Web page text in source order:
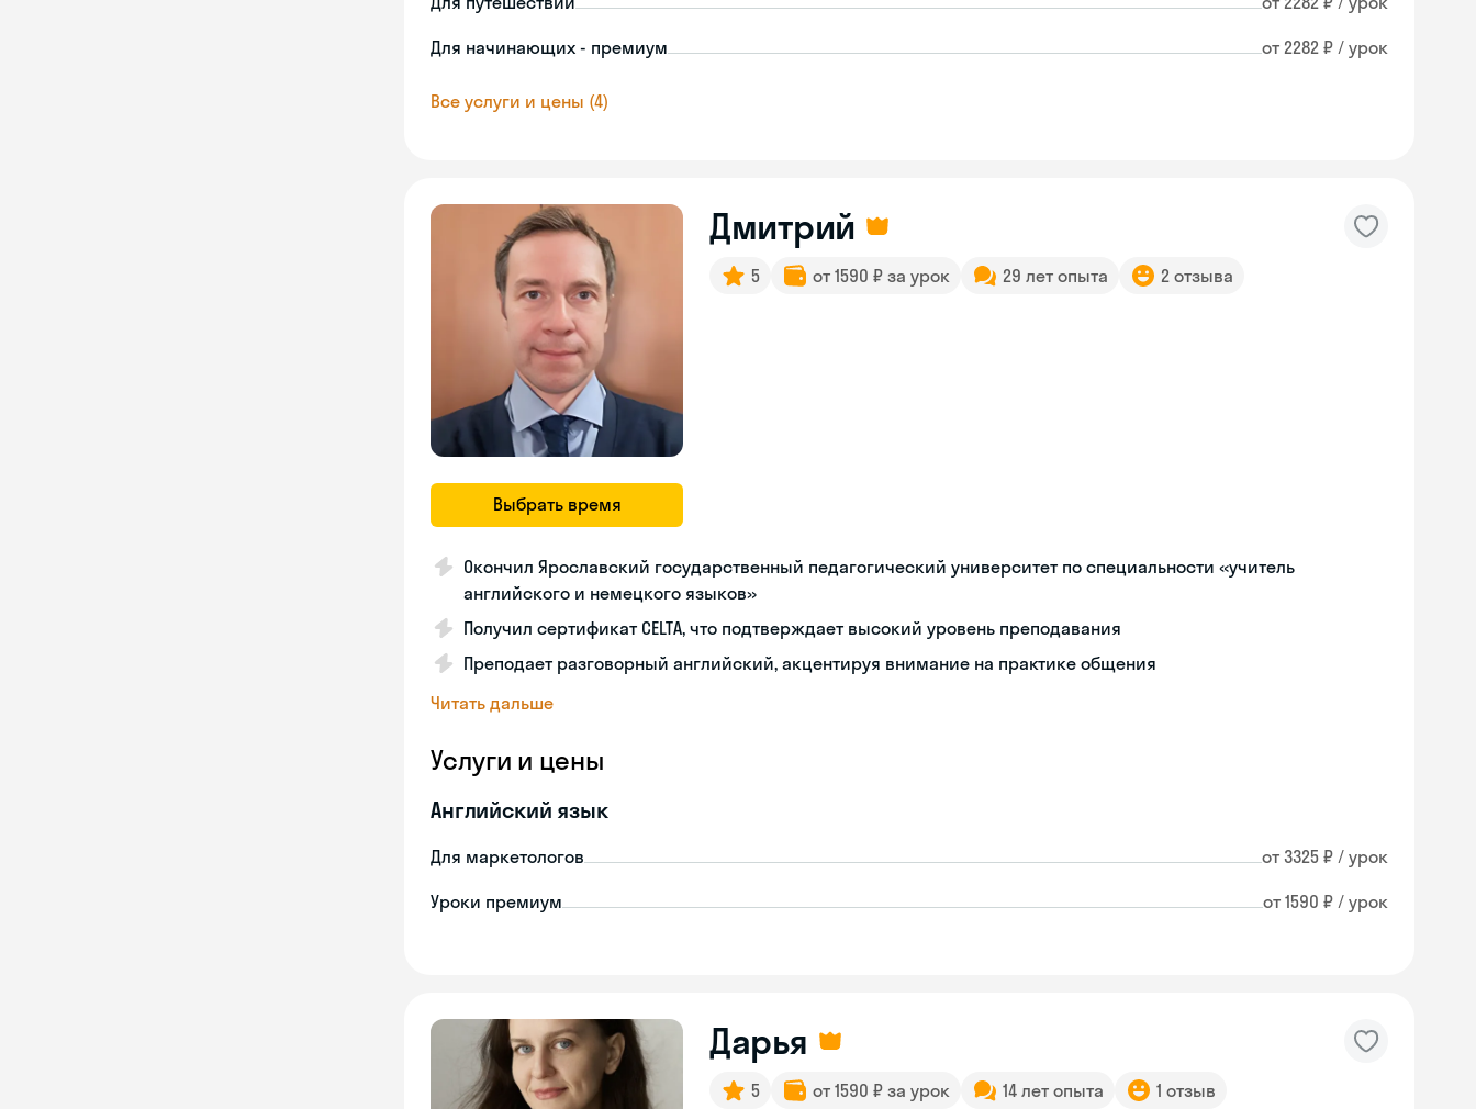
Для начинающих - премиум от 2282 ₽ / урок
Все услуги и цены (4)
Выбрать время
Дмитрий
5 от 1590 ₽ за урок 29 лет опыта 2 отзыва
Окончил Ярославский государственный педагогический университет по специальности «учитель
английского и немецкого языков»
Получил сертификат CELTA, что подтверждает высокий уровень преподавания
Преподает разговорный английский, акцентируя внимание на практике общения
Читать дальше
Услуги и цены
Английский язык
Для маркетологов от 3325 ₽ / урок
Уроки премиум от 1590 ₽ / урок
Дарья
5 от 1590 ₽ за урок 14 лет опыта 1 отзыв